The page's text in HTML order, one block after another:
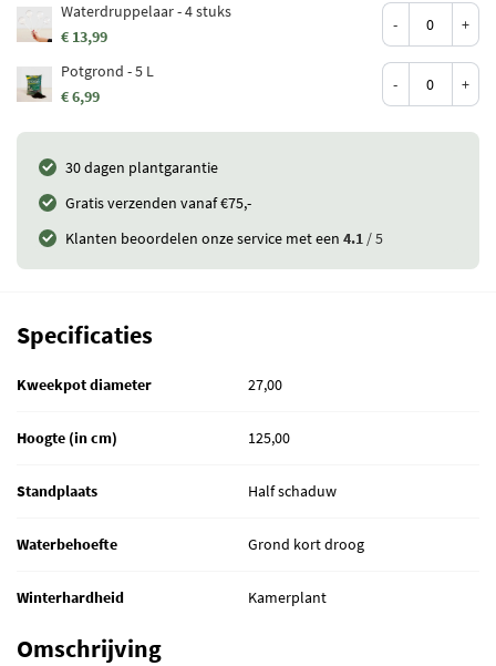
Waterdruppelaar - 4 stuks
€ 13,99
- +
Potgrond - 5 L
€ 6,99
- +
30 dagen plantgarantie
Gratis verzenden vanaf €75,-
Klanten beoordelen onze service met een4.1 / 5
Omschrijving
Specificaties
Kweekpot diameter 27,00
Hoogte (in cm) 125,00
Standplaats Half schaduw
Waterbehoefte Grond kort droog
Winterhardheid Kamerplant